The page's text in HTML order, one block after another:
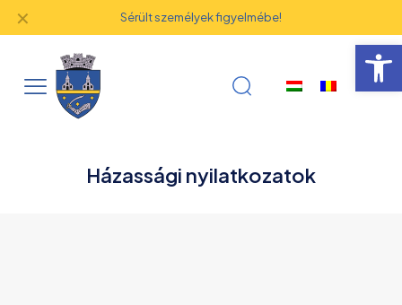
Sérült személyek figyelmébe!
✕
Házassági nyilatkozatok